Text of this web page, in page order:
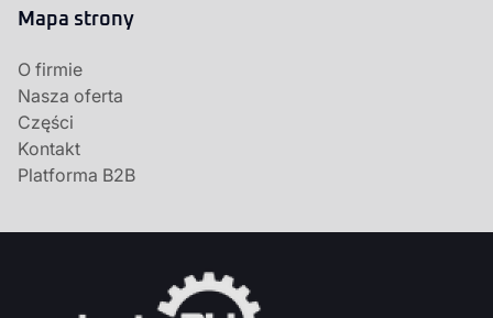
Mapa strony
O firmie
Nasza oferta
Części
Kontakt
Platforma B2B